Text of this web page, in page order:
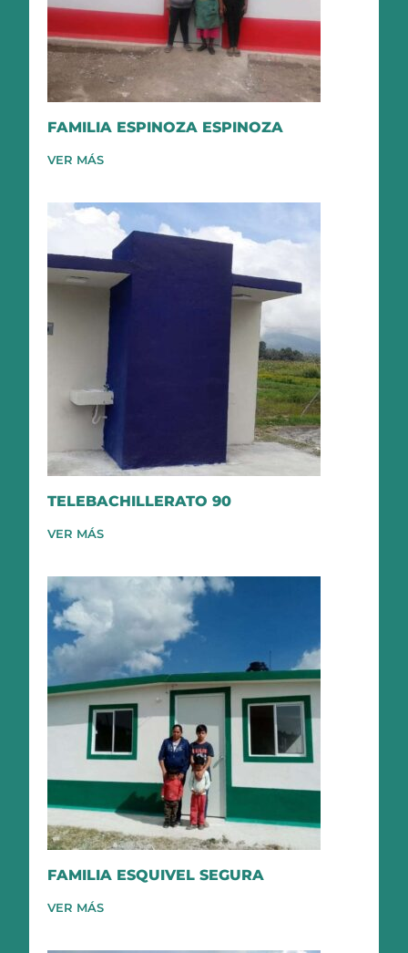
FAMILIA ESPINOZA ESPINOZA
VER MÁS
TELEBACHILLERATO 90
VER MÁS
FAMILIA ESQUIVEL SEGURA
VER MÁS